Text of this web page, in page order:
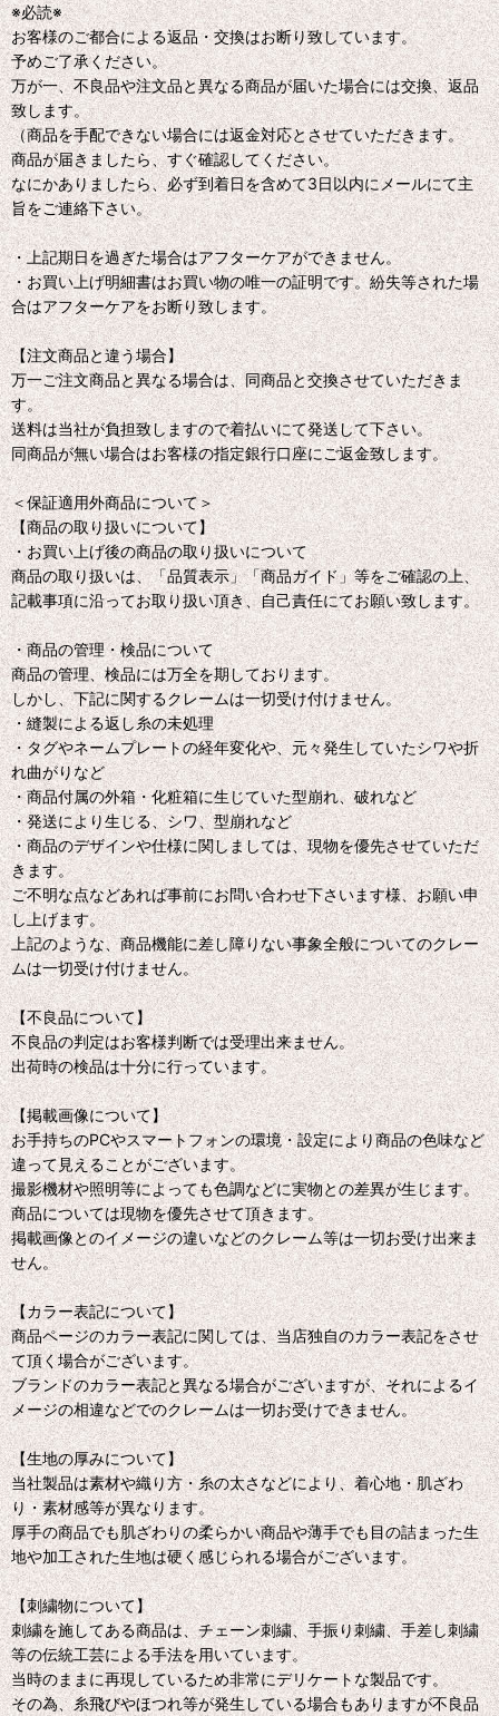
※必読※
お客様のご都合による返品・交換はお断り致しています。
予めご了承ください。
万が一、不良品や注文品と異なる商品が届いた場合には交換、返品
致します。
（商品を手配できない場合には返金対応とさせていただきます。
商品が届きましたら、すぐ確認してください。
なにかありましたら、必ず到着日を含めて3日以内にメールにて主
旨をご連絡下さい。
・上記期日を過ぎた場合はアフターケアができません。
・お買い上げ明細書はお買い物の唯一の証明です。紛失等された場
合はアフターケアをお断り致します。
【注文商品と違う場合】
万一ご注文商品と異なる場合は、同商品と交換させていただきま
す。
送料は当社が負担致しますので着払いにて発送して下さい。
同商品が無い場合はお客様の指定銀行口座にご返金致します。
＜保証適用外商品について＞
【商品の取り扱いについて】
・お買い上げ後の商品の取り扱いについて
商品の取り扱いは、「品質表示」「商品ガイド」等をご確認の上、
記載事項に沿ってお取り扱い頂き、自己責任にてお願い致します。
・商品の管理・検品について
商品の管理、検品には万全を期しております。
しかし、下記に関するクレームは一切受け付けません。
・縫製による返し糸の未処理
・タグやネームプレートの経年変化や、元々発生していたシワや折
れ曲がりなど
・商品付属の外箱・化粧箱に生じていた型崩れ、破れなど
・発送により生じる、シワ、型崩れなど
・商品のデザインや仕様に関しましては、現物を優先させていただ
きます。
ご不明な点などあれば事前にお問い合わせ下さいます様、お願い申
し上げます。
上記のような、商品機能に差し障りない事象全般についてのクレー
ムは一切受け付けません。
【不良品について】
不良品の判定はお客様判断では受理出来ません。
出荷時の検品は十分に行っています。
【掲載画像について】
お手持ちのPCやスマートフォンの環境・設定により商品の色味など
違って見えることがございます。
撮影機材や照明等によっても色調などに実物との差異が生じます。
商品については現物を優先させて頂きます。
掲載画像とのイメージの違いなどのクレーム等は一切お受け出来ま
せん。
【カラー表記について】
商品ページのカラー表記に関しては、当店独自のカラー表記をさせ
て頂く場合がございます。
ブランドのカラー表記と異なる場合がございますが、それによるイ
メージの相違などでのクレームは一切お受けできません。
【生地の厚みについて】
当社製品は素材や織り方・糸の太さなどにより、着心地・肌ざわ
り・素材感等が異なります。
厚手の商品でも肌ざわりの柔らかい商品や薄手でも目の詰まった生
地や加工された生地は硬く感じられる場合がございます。
【刺繍物について】
刺繍を施してある商品は、チェーン刺繍、手振り刺繍、手差し刺繍
等の伝統工芸による手法を用いています。
当時のままに再現しているため非常にデリケートな製品です。
その為、糸飛びやほつれ等が発生している場合もありますが不良品